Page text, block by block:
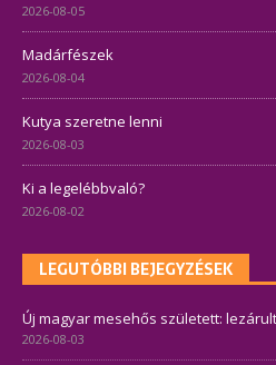
2026-08-05
Madárfészek
2026-08-04
Kutya szeretne lenni
2026-08-03
Ki a legelébbvaló?
2026-08-02
LEGUTÓBBI BEJEGYZÉSEK
Új magyar mesehős született:
2026-08-03